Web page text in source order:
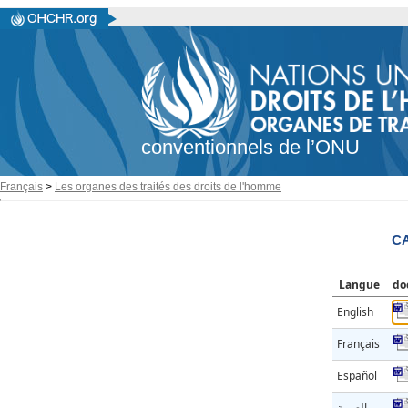
conventionnels de l’ONU
Français > Les organes des traités des droits de l'homme
Langue
English
Français
Español